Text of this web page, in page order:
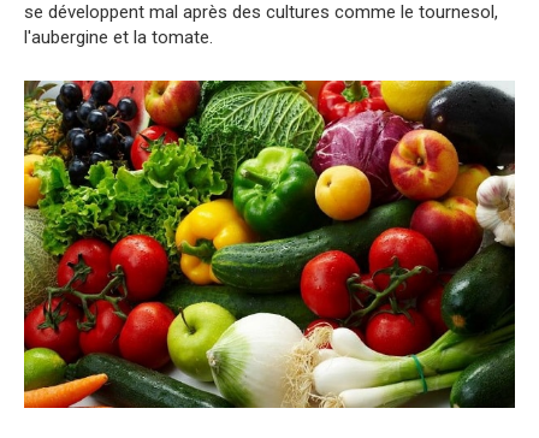
se développent mal après des cultures comme le tournesol,
l'aubergine et la tomate.